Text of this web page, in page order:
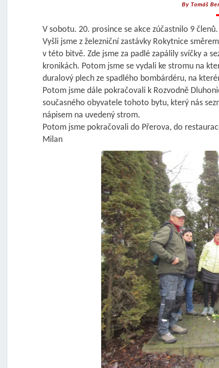
By Tomáš
V sobotu. 20. prosince se akce zúčastnilo 9 členů.
Vyšli jsme z železniční zastávky Rokytnice
v této bitvě. Zde jsme za padlé zapálily svíčky a
kronikách. Potom jsme se vydali ke stromu na
duralový plech ze spadlého bombárdéru, na
Potom jsme dále pokračovali k Rozvodně
současného obyvatele tohoto bytu, který nás
nápisem na uvedený strom.
Potom jsme pokračovali do Přerova, do
Milan